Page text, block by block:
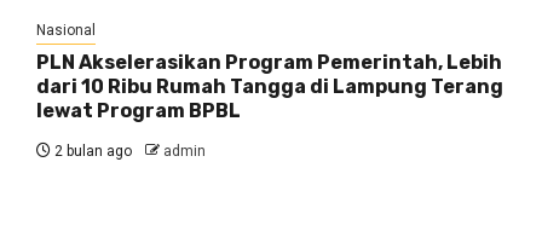
Nasional
PLN Akselerasikan Program Pemerintah, Lebih
dari 10 Ribu Rumah Tangga di Lampung Terang
lewat Program BPBL
2 bulan ago admin